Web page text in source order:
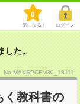
0
気になる！ ログイン
た。
No.MAXSPCFM30_13111
く教科書の